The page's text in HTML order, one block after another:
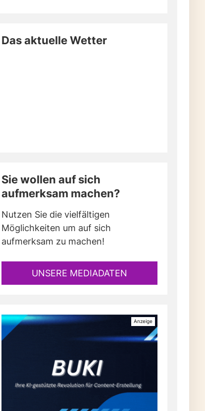
Das aktuelle Wetter
Sie wollen auf sich
aufmerksam machen?
Nutzen Sie die vielfältigen
Möglichkeiten um auf sich
aufmerksam zu machen!
UNSERE MEDIADATEN